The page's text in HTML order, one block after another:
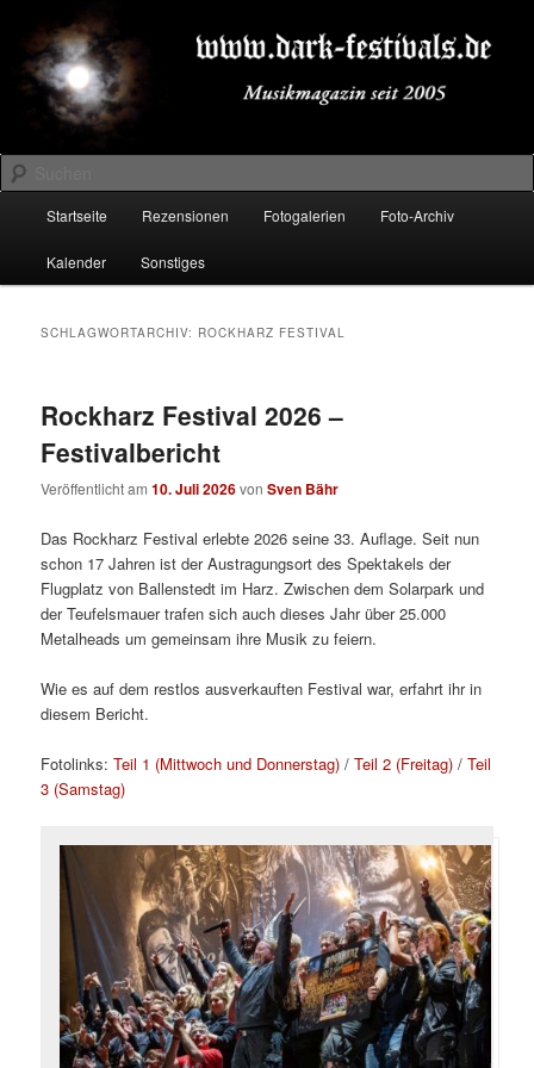
primären
Inhalt
springen
sekundären
Inhalt
springenDARK-FESTIVALS.DE
Suchen
Startseite Rezensionen Fotogalerien Foto-Archiv
Kalender Sonstiges
SCHLAGWORTARCHIV: ROCKHARZ FESTIVAL
Rockharz Festival 2026 –
Festivalbericht
Veröffentlicht am10. Juli 2026vonSven Bähr
Das Rockharz Festival erlebte 2026 seine 33. Auflage. Seit nun
schon 17 Jahren ist der Austragungsort des Spektakels der
Flugplatz von Ballenstedt im Harz. Zwischen dem Solarpark und
der Teufelsmauer trafen sich auch dieses Jahr über 25.000
Metalheads um gemeinsam ihre Musik zu feiern.
Wie es auf dem restlos ausverkauften Festival war, erfahrt ihr in
diesem Bericht.
Fotolinks:Teil 1 (Mittwoch und Donnerstag) /Teil 2 (Freitag) /Teil
3 (Samstag)